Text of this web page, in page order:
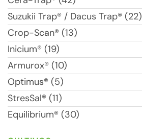
Suzukii Trap® / Dacus Trap® (22)
Crop-Scan® (13)
Inicium® (19)
Armurox® (10)
Optimus® (5)
StresSal® (11)
Equilibrium® (30)